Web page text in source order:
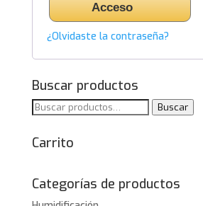
Acceso
¿Olvidaste la contraseña?
Buscar productos
Buscar
Buscar
Carrito
Categorías de productos